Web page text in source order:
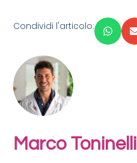
Condividi l'articolo:
Marco Toninelli